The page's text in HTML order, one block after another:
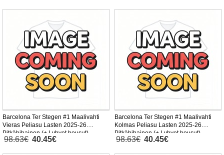
Barcelona Ter Stegen #1 Maalivahti
Vieras Peliasu Lasten 2025-26
Pitkähihainen (+ Lyhyet housut)
98.63€ 40.45€
Barcelona Ter Stegen #1 Maalivahti
Kolmas Peliasu Lasten 2025-26
Pitkähihainen (+ Lyhyet housut)
98.63€ 40.45€